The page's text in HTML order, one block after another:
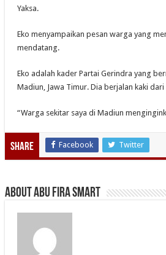
Yaksa.
Eko menyampaikan pesan warga yang
mendatang.
Eko adalah kader Partai Gerindra yang
Madiun, Jawa Timur. Dia berjalan kaki
“Warga sekitar saya di Madiun
Share Facebook Twitter
About Abu Fira Smart